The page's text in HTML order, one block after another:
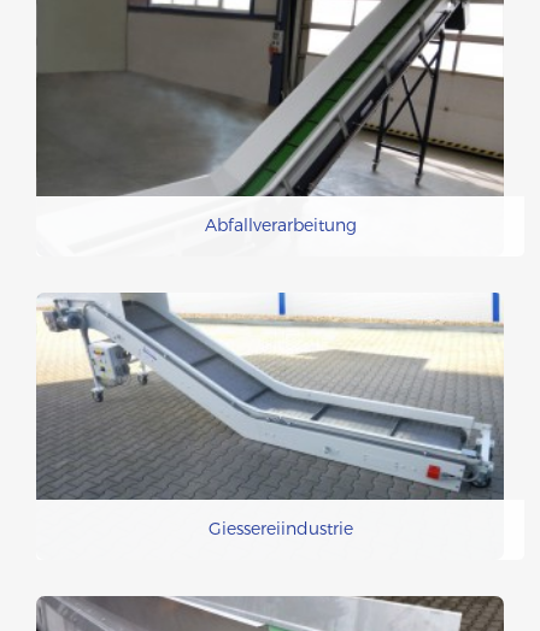
Abfallverarbeitung
Giessereiindustrie